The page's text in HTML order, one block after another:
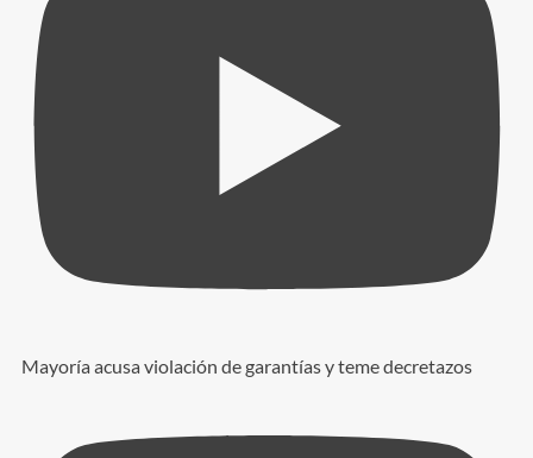
Mayoría acusa violación de garantías y teme decretazos